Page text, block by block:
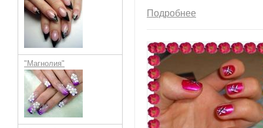
"Магнолия"
Подробнее